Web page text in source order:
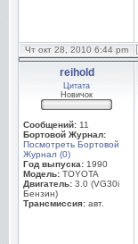
Чт окт 28, 2010 6:44 pm
reihold
Цитата
Новичок
Сообщений: 11
Бортовой Журнал:
Посмотреть Бортовой
Журнал (0)
Год выпуска: 1990
Модель: TOYOTA
Двигатель: 3.0 (VG30i
Бензин)
Трансмиссия: авт.